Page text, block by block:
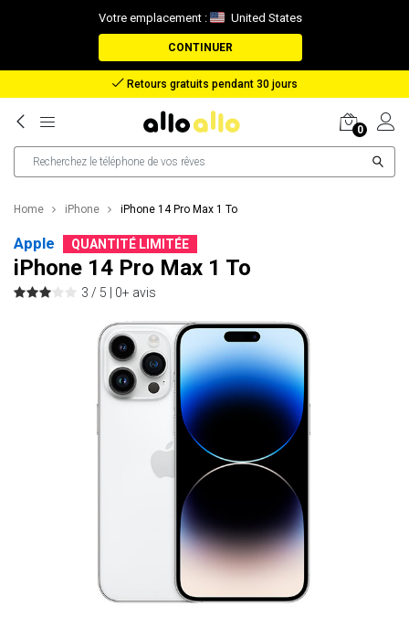
Votre emplacement : United States
CONTINUER
Remboursement en cas de perte de colis
0
Home iPhone iPhone 14 Pro Max 1 To
Apple QUANTITÉ LIMITÉE
iPhone 14 Pro Max 1 To
3 / 5 | 0+ avis